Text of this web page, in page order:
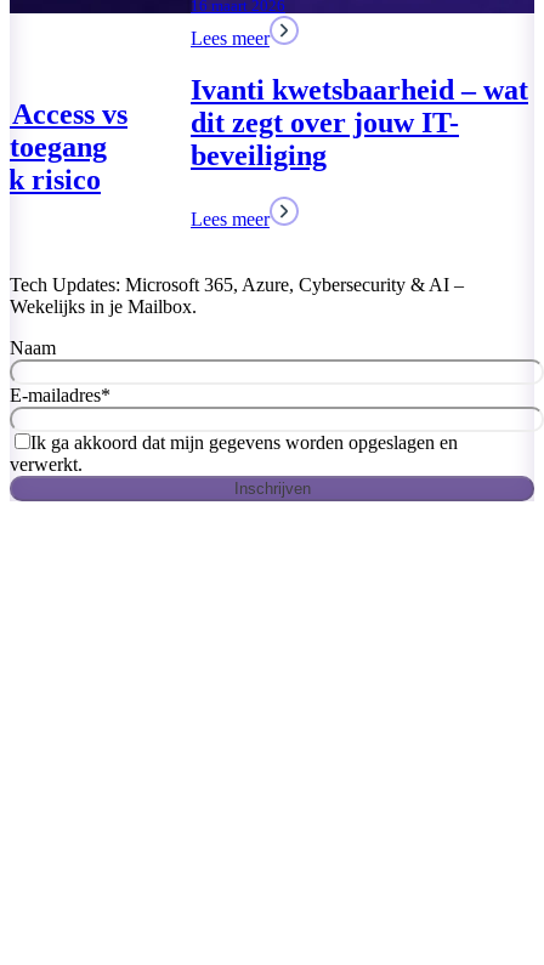
Global
VPN –
Tech Updates: Microsoft 365, Azure, Cybersecurity & AI –
Wekelijks in je Mailbox.
Naam
E-mailadres*
Ik ga akkoord dat mijn gegevens worden opgeslagen en
verwerkt.
Inschrijven